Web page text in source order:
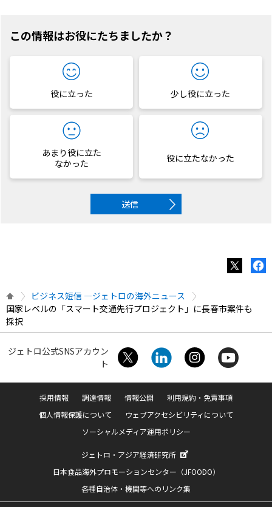
この情報はお役にたちましたか？
役に立った 少し役に立った
あまり役に立た
なかった
役に立たなかった
送信
ビジネス短信 ―ジェトロの海外ニュース
国家レベルの「スマート交通先行プロジェクト」に長春市案件も
採択
ジェトロ公式SNSアカウン
ト
採用情報 調達情報 情報公開
利用規約・免責事項
個人情報保護について
ウェブアクセシビリティについて
ソーシャルメディア運用ポリシー
ジェトロ・アジア経済研究所
日本食品海外プロモーションセンター（JFOODO）
各種自治体・機関等へのリンク集